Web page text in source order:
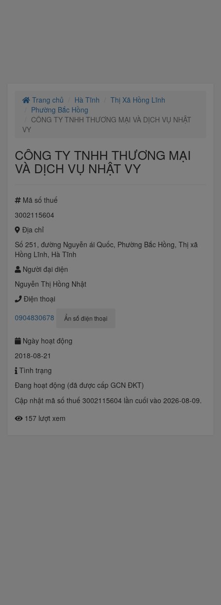
Trang chủ Hà Tĩnh
Thị Xã Hồng Lĩnh
Phường Bắc Hồng
CÔNG TY TNHH THƯƠNG MẠI VÀ DỊCH VỤ NHẬT
VY
CÔNG TY TNHH THƯƠNG MẠI
VÀ DỊCH VỤ NHẬT VY
Mã số thuế
3002115604
Địa chỉ
Số 251, đường Nguyễn ái Quốc, Phường Bắc Hồng, Thị xã
Hồng Lĩnh, Hà Tĩnh
Người đại diện
Nguyễn Thị Hồng Nhật
Điện thoại
0904830678
Ẩn số điện thoại
Ngày hoạt động
2018-08-21
Tình trạng
Đang hoạt động (đã được cấp GCN ĐKT)
Cập nhật mã số thuế 3002115604 lần cuối vào 2026-08-09.
157 lượt xem